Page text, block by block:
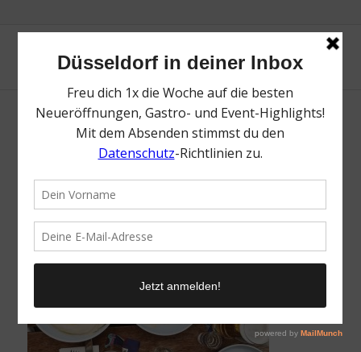
Humus und Aubergine am Gazoz Beach
10. Juni 2018 /